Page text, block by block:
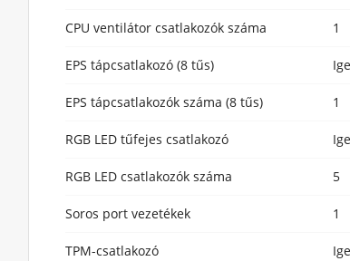
CPU ventilátor csatlakozók száma 1
EPS tápcsatlakozó (8 tűs)
EPS tápcsatlakozók száma (8 tűs) 1
RGB LED tűfejes csatlakozó
RGB LED csatlakozók száma 5
Soros port vezetékek 1
TPM-csatlakozó